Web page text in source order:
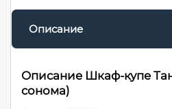
Описание
Описание Шкаф-купе
сонома)